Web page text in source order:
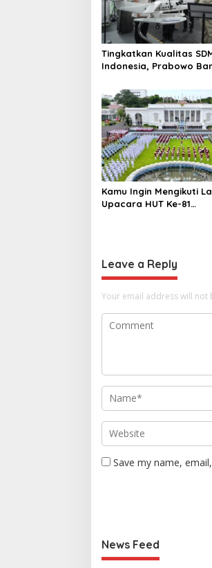
Tingkatkan Kualitas
Indonesia, Prabowo
Undang Universitas
Kamu Ingin Mengikuti
Upacara HUT Ke-81
Leave a Reply
Your email address will not
Save my name,
News Feed